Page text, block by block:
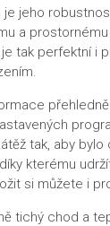
je jeho
a
tak perfektní i
.
tak, aby bylo
kterému
si můžete i
tichý chod a